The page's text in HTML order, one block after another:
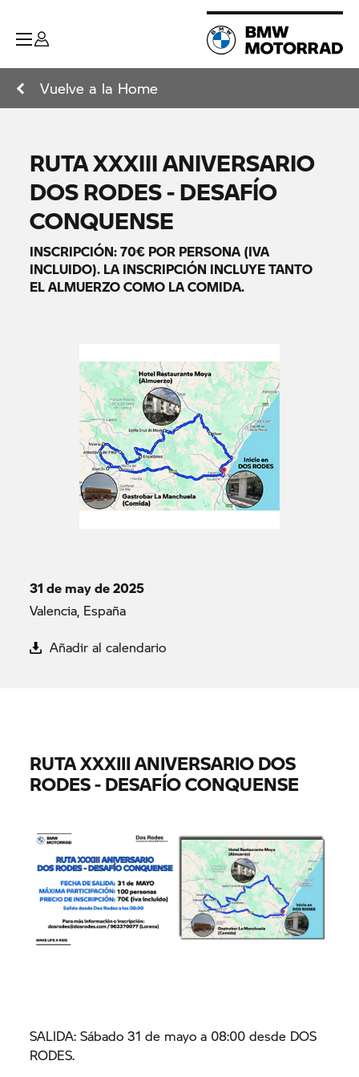
Vuelve a la Home
RUTA XXXIII ANIVERSARIO
DOS RODES - DESAFÍO
CONQUENSE
INSCRIPCIÓN: 70€ POR PERSONA (IVA
INCLUIDO). LA INSCRIPCIÓN INCLUYE TANTO
EL ALMUERZO COMO LA COMIDA.
31 de may de 2025
Valencia, España
Añadir al calendario
RUTA XXXIII ANIVERSARIO DOS
RODES - DESAFÍO CONQUENSE
SALIDA: Sábado 31 de mayo a 08:00 desde DOS
RODES.